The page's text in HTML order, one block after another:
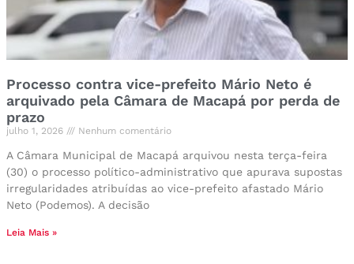
Processo contra vice-prefeito Mário Neto é
arquivado pela Câmara de Macapá por perda de
prazo
julho 1, 2026 Nenhum comentário
A Câmara Municipal de Macapá arquivou nesta terça-feira
(30) o processo político-administrativo que apurava supostas
irregularidades atribuídas ao vice-prefeito afastado Mário
Neto (Podemos). A decisão
Leia Mais »